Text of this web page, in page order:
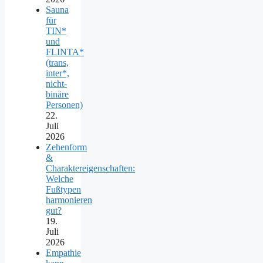
Sauna
für
TIN*
und
FLINTA*
(trans,
inter*,
nicht-
binäre
Personen)
22.
Juli
2026
Zehenform
&
Charaktereigenschaften:
Welche
Fußtypen
harmonieren
gut?
19.
Juli
2026
Empathie